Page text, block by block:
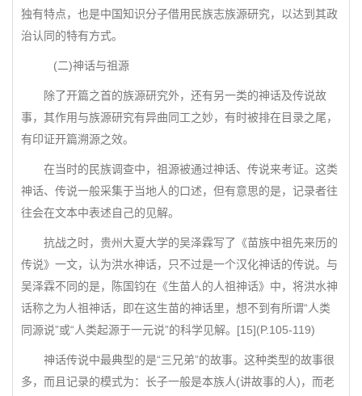
独有特点，也是中国知识分子借用民族志族源研究，以达到其政
治认同的特有方式。
(二)神话与祖源
除了开篇之首的族源研究外，还有另一类的神话及传说故
事，其作用与族源研究有异曲同工之妙，有时被排在目录之尾，
有印证开篇溯源之效。
在当时的民族调查中，祖源被通过神话、传说来考证。这类
神话、传说一般采集于当地人的口述，但有意思的是，记录者往
往会在文本中表述自己的见解。
抗战之时，贵州大夏大学的吴泽霖写了《苗族中祖先来历的
传说》一文，认为洪水神话，只不过是一个汉化神话的传说。与
吴泽霖不同的是，陈国钧在《生苗人的人祖神话》中，将洪水神
话称之为人祖神话，即在这生苗的神话里，想不到有所谓“人类
同源说”或“人类起源于一元说”的科学见解。[15](P.105-119)
神话传说中最典型的是“三兄弟”的故事。这种类型的故事很
多，而且记录的模式为：长子一般是本族人(讲故事的人)，而老